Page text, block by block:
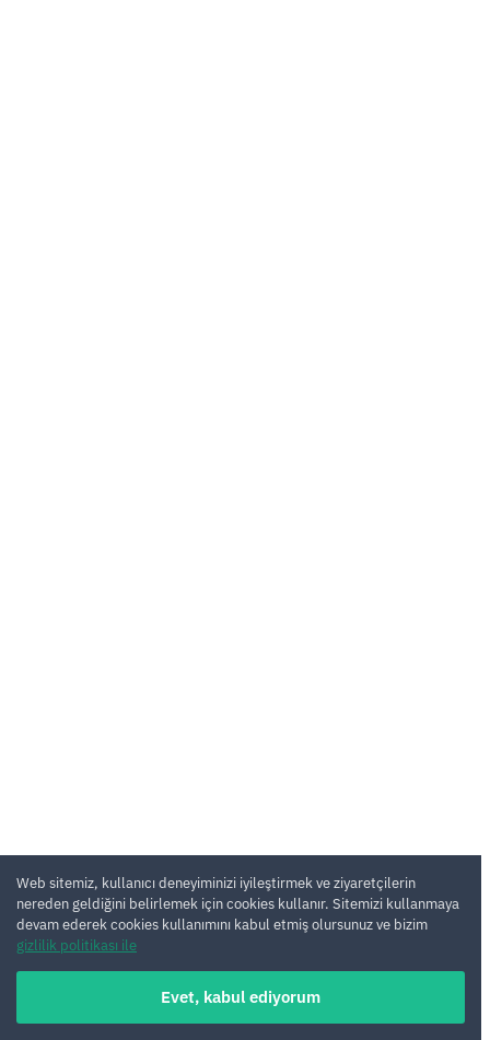
Web sitemiz, kullanıcı deneyiminizi iyileştirmek ve ziyaretçilerin
nereden geldiğini belirlemek için cookies kullanır. Sitemizi kullanmaya
devam ederek cookies kullanımını kabul etmiş olursunuz ve bizim
gizlilik politikası ile
Evet, kabul ediyorum